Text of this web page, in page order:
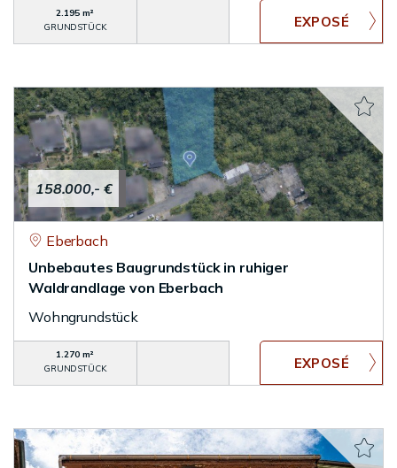
2.195 m²
GRUNDSTÜCK
158.000,- €
Eberbach
Unbebautes Baugrundstück in ruhiger
Waldrandlage von Eberbach
Wohngrundstück
1.270 m²
GRUNDSTÜCK